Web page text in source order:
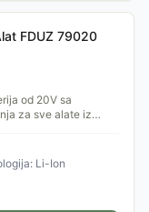
FDUZ 79020
od 20V sa
za sve alate iz
Li-Ion